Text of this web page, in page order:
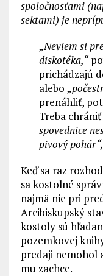
spoločnosťami
sektami) je
„Neviem si
diskotéka,“
prichádzajú
alebo
prenáhliť,
Treba
spovednice
pivový pohár“,
Keď sa raz
sa kostolné
najmä nie pri
Arcibiskupský
kostoly sú
pozemkovej
predaji nemohol
mu zachce.